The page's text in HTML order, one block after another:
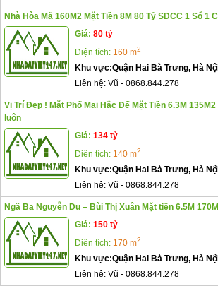
Nhà Hòa Mã 160M2 Mặt Tiền 8M 80 Tỷ SDCC 1 Sổ 1
Giá: 80 tỷ
Diện tích: 160 m2
Khu vực:Quận Hai Bà Trưng, Hà
Liên hệ: Vũ - 0868.844.278
Vị Trí Đẹp ! Mặt Phố Mai Hắc Đế Mặt Tiền 6.3M
luôn
Giá: 134 tỷ
Diện tích: 140 m2
Khu vực:Quận Hai Bà Trưng, Hà
Liên hệ: Vũ - 0868.844.278
Ngã Ba Nguyễn Du – Bùi Thị Xuân Mặt tiền 6.5M
Giá: 150 tỷ
Diện tích: 170 m2
Khu vực:Quận Hai Bà Trưng, Hà
Liên hệ: Vũ - 0868.844.278